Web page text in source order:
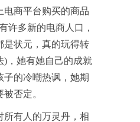
电商平台购买的商品
许多新的电商人口，
是状元，真的玩得转
)，她有她自己的成就
子的冷嘲热讽，她期
否定。
所有人的万灵丹，相